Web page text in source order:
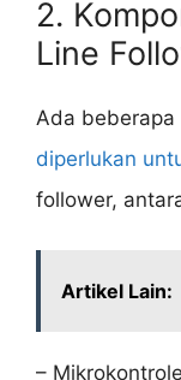
2.
Line
Ada beberapa
diperlukan
follower,
Artikel Lain:
–